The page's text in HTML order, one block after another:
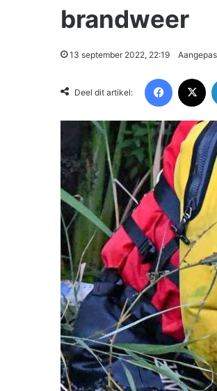
brandweer
13 september 2022, 22:19
Deel dit artikel: